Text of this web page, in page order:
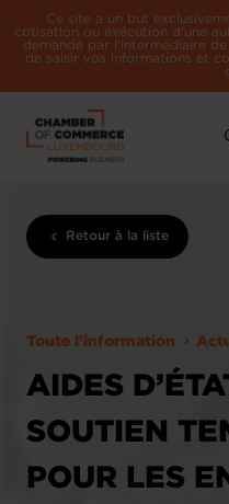
Ce site a un but
cotisation ou exécution d'une
demandé par l'intermédiaire
de saisir vos informations et
Retour à la liste
Toute l'information
AIDES
SOUTIEN
POUR LES